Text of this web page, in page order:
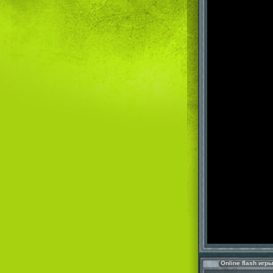
Online flash игры